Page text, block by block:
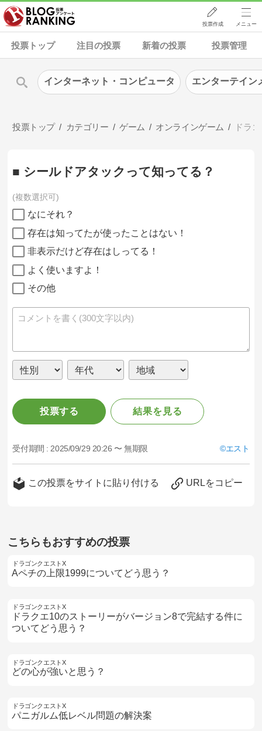
投票作成 メニュー
投票トップ 注目の投票 新着の投票 投票管理
投票トップ カテゴリー ゲーム オンラインゲーム ドラ
■ シールドアタックって知ってる？
複数選択可
なにそれ？
存在は知ってたが使ったことはない！
非表示だけど存在はしってる！
よく使いますよ！
その他
投票する 結果を見る
受付期間 : 2025/09/29 20:26 〜 無期限 エスト
この投票をサイトに貼り付ける URLをコピー
こちらもおすすめの投票
ドラゴンクエストX
Aペチの上限1999についてどう思う？
ドラゴンクエストX
ドラクエ10のストーリーがバージョン8で完結する件に
ついてどう思う？
ドラゴンクエストX
どの心が強いと思う？
ドラゴンクエストX
パニガルム低レベル問題の解決案
インターネット・コンピュータ エンターテイン